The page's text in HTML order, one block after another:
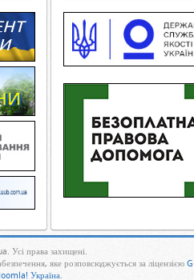
Усі права захищені.
яке розповсюджується за ліцензією
Joomla! Україна.